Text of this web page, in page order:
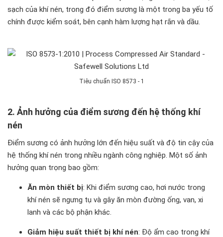
sạch của khí nén, trong đó điểm sương là một trong ba yếu tố
chính được kiểm soát, bên cạnh hàm lượng hạt rắn và dầu.
Tiêu chuẩn ISO 8573 - 1
2. Ảnh hưởng của điểm sương đến hệ thống khí
nén
Điểm sương có ảnh hưởng lớn đến hiệu suất và độ tin cậy của
hệ thống khí nén trong nhiều ngành công nghiệp. Một số ảnh
hưởng quan trọng bao gồm:
Ăn mòn thiết bị: Khi điểm sương cao, hơi nước trong
khí nén sẽ ngưng tụ và gây ăn mòn đường ống, van, xi
lanh và các bộ phận khác.
Giảm hiệu suất thiết bị khí nén: Độ ẩm cao trong khí